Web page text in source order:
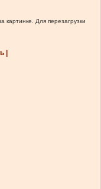
картинке. Для перезагрузки
|